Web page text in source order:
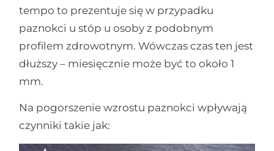
tempo to prezentuje się w przypadku
paznokci u stóp u osoby z podobnym
profilem zdrowotnym. Wówczas czas ten jest
dłuższy – miesięcznie może być to około 1
mm.
Na pogorszenie wzrostu paznokci wpływają
czynniki takie jak: